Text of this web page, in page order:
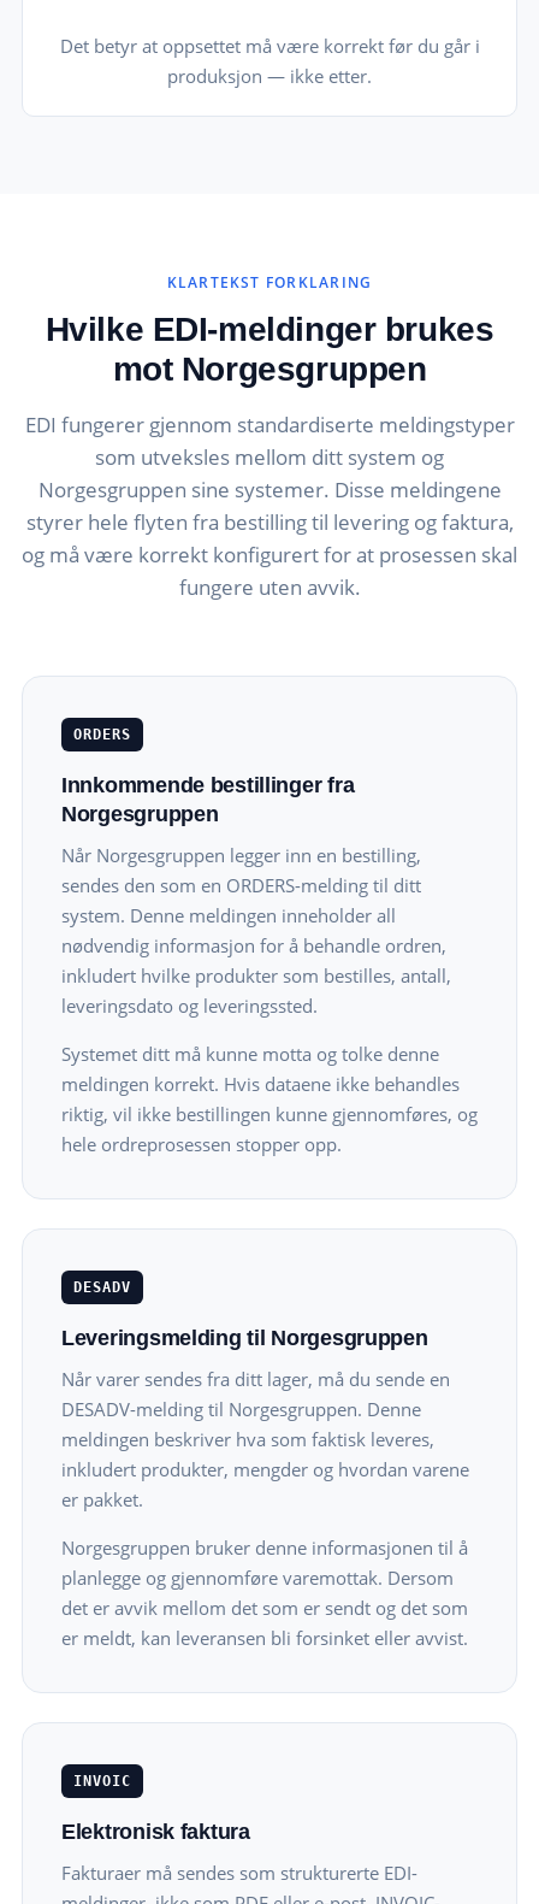
Det betyr at oppsettet må være korrekt før du går i
produksjon — ikke etter.
KLARTEKST FORKLARING
Hvilke EDI-meldinger brukes
mot Norgesgruppen
EDI fungerer gjennom standardiserte meldingstyper
som utveksles mellom ditt system og
Norgesgruppen sine systemer. Disse meldingene
styrer hele flyten fra bestilling til levering og faktura,
og må være korrekt konfigurert for at prosessen skal
fungere uten avvik.
ORDERS
Innkommende bestillinger fra
Norgesgruppen
Når Norgesgruppen legger inn en bestilling,
sendes den som en ORDERS-melding til ditt
system. Denne meldingen inneholder all
nødvendig informasjon for å behandle ordren,
inkludert hvilke produkter som bestilles, antall,
leveringsdato og leveringssted.
Systemet ditt må kunne motta og tolke denne
meldingen korrekt. Hvis dataene ikke behandles
riktig, vil ikke bestillingen kunne gjennomføres, og
hele ordreprosessen stopper opp.
DESADV
Leveringsmelding til Norgesgruppen
Når varer sendes fra ditt lager, må du sende en
DESADV-melding til Norgesgruppen. Denne
meldingen beskriver hva som faktisk leveres,
inkludert produkter, mengder og hvordan varene
er pakket.
Norgesgruppen bruker denne informasjonen til å
planlegge og gjennomføre varemottak. Dersom
det er avvik mellom det som er sendt og det som
er meldt, kan leveransen bli forsinket eller avvist.
INVOIC
Elektronisk faktura
Fakturaer må sendes som strukturerte EDI-